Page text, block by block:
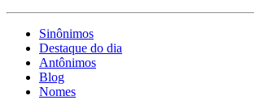
Sinônimos
Destaque do dia
Antônimos
Blog
Nomes